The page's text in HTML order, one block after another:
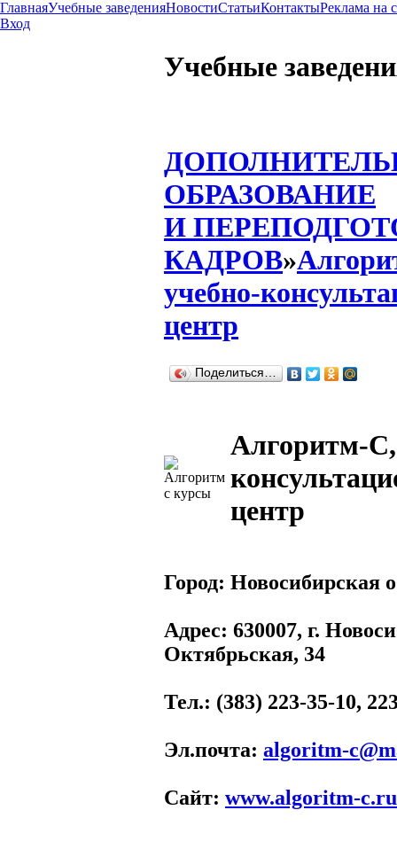
ГлавнаяУчебные заведенияНовостиСтатьиКонтактыРеклама на
Вход
Учебные
ОБРАЗОВАНИЕ
И
КАДРОВ»
учебно-
центр
Поделиться…
Алгоритм-С,
центр
Город: Новосибирская
Адрес: 630007, г.
Октябрьская, 34
Тел.: (383) 223-35-10,
Эл.почта: algoritm-
Сайт: www.algoritm-c.ru